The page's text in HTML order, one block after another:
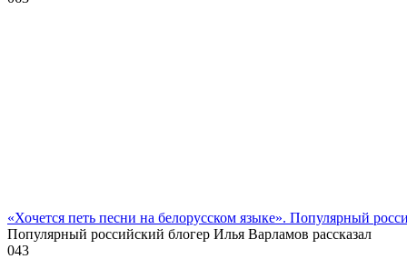
«Хочется петь песни на белорусском языке». Популярный
Популярный российский блогер Илья Варламов рассказал
043